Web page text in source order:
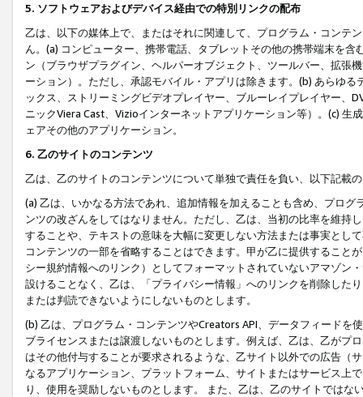
5. ソフトウェアおよびデバイス経由での特別リンクの配布
乙は、以下の媒体上で、またはそれに関連して、プログラム・コンテ
ん。(a) コンピューター、携帯電話、タブレットその他の携帯端末を
ン（ブラウザプラグイン、ヘルパーオブジェクト、ツールバー、拡張
ーション）。ただし、承認モバイル・アプリは除きます。(b) あらゆ
ックス、ストリーミングビデオプレイヤー、ブルーレイプレイヤー、
ニックViera Cast、Vizioインターネットアプリケーション等）。(c)
ェアその他のアプリケーション。
6. 乙のサイトのコンテンツ
乙は、乙のサイトのコンテンツについて単独で責任を負い、以下記載
(a) 乙は、いかなる方法であれ、追加情報を加えることも含め、プロ
ンツの改ざんをしてはなりません。ただし、乙は、当初の比率を維持
することや、テキストの意味を大幅に変更しない方法または事実とし
コンテンツの一部を省略することはできます。甲が乙に提供すること
シー規約情報へのリンク）としてフォーマットされていないアマゾン
設けることなく、乙は、「プライバシー情報」へのリンクを削除した
または判読できないようにしないものとします。
(b) 乙は、プログラム・コンテンツやCreators API、データフィード
ブライセンスまたは譲渡しないものとします。例えば、乙は、乙がプ
はその他付与することが要求されるような、乙サイト以外での広告（
なるアプリケーション、プラットフォーム、サイトまたはサービス上
り、使用を奨励しないものとします。 また、乙は、乙のサイトでは